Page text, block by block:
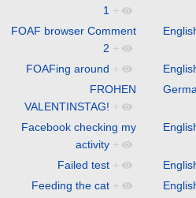
1 +
FOAF browser Comment
2 +
FOAFing around +
FROHEN
VALENTINSTAG! +
Facebook checking my
activity +
Failed test +
Feeding the cat +